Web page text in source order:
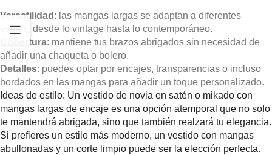
Versatilidad : las mangas largas se adaptan a diferentes
estilos, desde lo vintage hasta lo contemporáneo.
Cobertura: mantiene tus brazos abrigados sin necesidad de
añadir una chaqueta o bolero.
Detalles: puedes optar por encajes, transparencias o incluso
bordados en las mangas para añadir un toque personalizado.
Ideas de estilo: Un vestido de novia en satén o mikado con
mangas largas de encaje es una opción atemporal que no solo
te mantendrá abrigada, sino que también realzará tu elegancia.
Si prefieres un estilo más moderno, un vestido con mangas
abullonadas y un corte limpio puede ser la elección perfecta.